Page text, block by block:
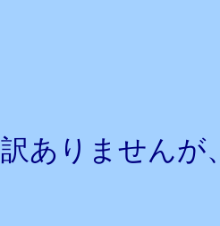
ありません